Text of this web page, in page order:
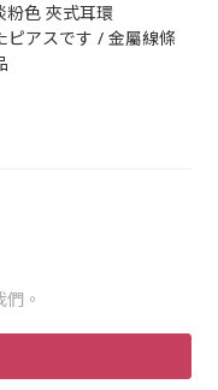
粉色 夾式耳環
ピアスです / 金屬線條
。